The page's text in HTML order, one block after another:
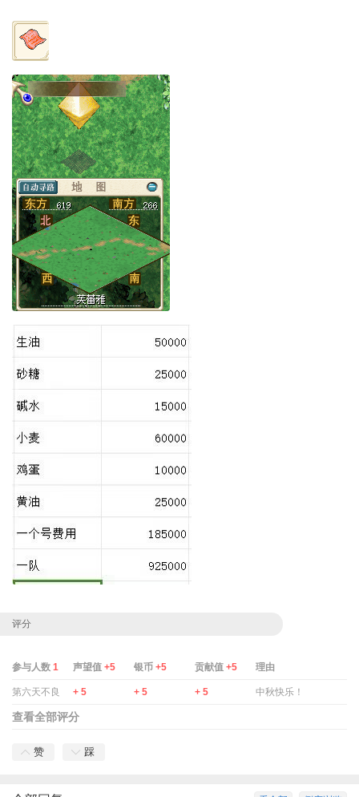
评分
参与人数 1 声望值 +5 银币 +5 贡献值 +5 理由
第六天不良 + 5 + 5 + 5 中秋快乐！
查看全部评分
赞 踩